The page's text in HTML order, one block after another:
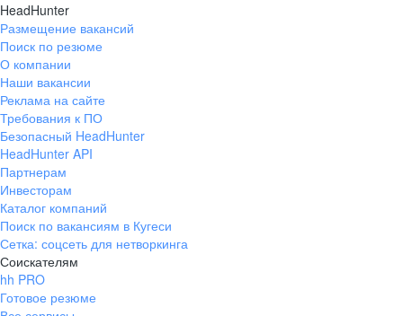
HeadHunter
Размещение вакансий
Поиск по резюме
О компании
Наши вакансии
Реклама на сайте
Требования к ПО
Безопасный HeadHunter
HeadHunter API
Партнерам
Инвесторам
Каталог компаний
Поиск по вакансиям в Кугеси
Сетка: соцсеть для нетворкинга
Соискателям
hh PRO
Готовое резюме